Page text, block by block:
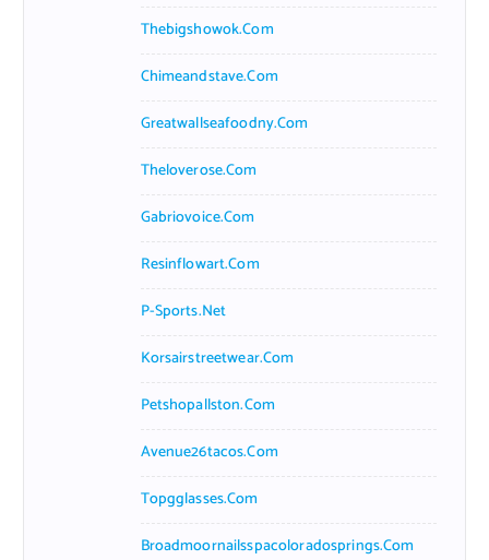
Thebigshowok.com
Chimeandstave.com
Greatwallseafoodny.com
Theloverose.com
Gabriovoice.com
Resinflowart.com
P-Sports.net
Korsairstreetwear.com
Petshopallston.com
Avenue26tacos.com
Topgglasses.com
Broadmoornailsspacoloradosprings.com